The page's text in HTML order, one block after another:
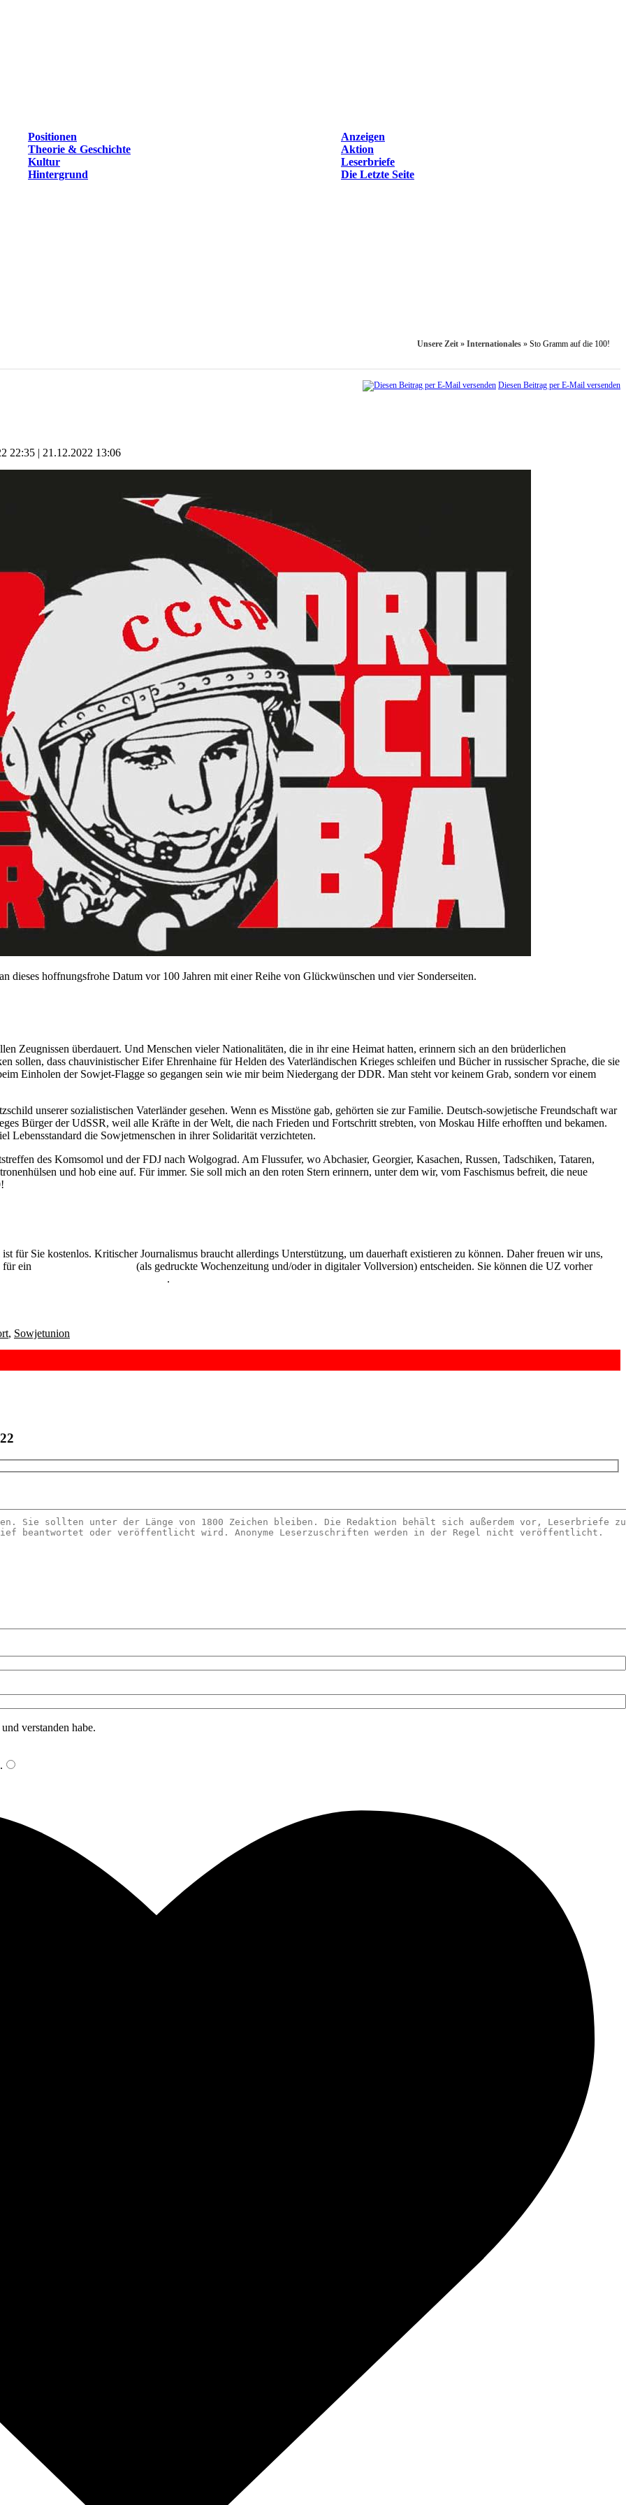
Positionen
Anzeigen
Theorie & Geschichte
Aktion
Kultur
Leserbriefe
Hintergrund
Die Letzte Seite
Unsere Zeit » Internationales » Sto Gramm auf die 100!
Diesen Beitrag per E-Mail versenden
22:35 21.12.2022 13:06
dieses hoffnungsfrohe Datum vor 100 Jahren mit einer Reihe von Glückwünschen und vier Sonderseiten.
Zeugnissen überdauert. Und Menschen vieler Nationalitäten, die in ihr eine Heimat hatten, erinnern sich an den brüderlichen
sollen, dass chauvinistischer Eifer Ehrenhaine für Helden des Vaterländischen Krieges schleifen und Bücher in russischer Sprache, die sie
Einholen der Sowjet-Flagge so gegangen sein wie mir beim Niedergang der DDR. Man steht vor keinem Grab, sondern vor einem
unserer sozialistischen Vaterländer gesehen. Wenn es Misstöne gab, gehörten sie zur Familie. Deutsch-sowjetische Freundschaft war
Bürger der UdSSR, weil alle Kräfte in der Welt, die nach Frieden und Fortschritt strebten, von Moskau Hilfe erhofften und bekamen.
die Sowjetmenschen in ihrer Solidarität verzichteten.
des Komsomol und der FDJ nach Wolgograd. Am Flussufer, wo Abchasier, Georgier, Kasachen, Russen, Tadschiken, Tataren,
und hob eine auf. Für immer. Sie soll mich an den roten Stern erinnern, unter dem wir, vom Faschismus befreit, die neue
für Sie kostenlos. Kritischer Journalismus braucht allerdings Unterstützung, um dauerhaft existieren zu können. Daher freuen wir uns,
für ein
(als gedruckte Wochenzeitung und/oder in digitaler Vollversion) entscheiden. Sie können die UZ vorher
.
, Sowjetunion
verstanden habe.
.